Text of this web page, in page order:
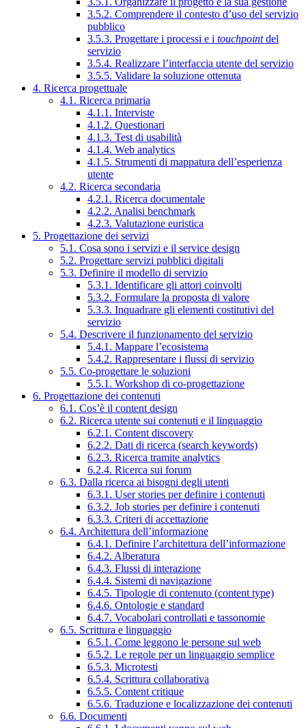
3.5.2. Comprendere il contesto d’uso del servizio
pubblico
3.5.3. Progettare i processi e i touchpointdel
servizio
3.5.4. Realizzare l’interfaccia utente del servizio
3.5.5. Validare la soluzione ottenuta
4. Ricerca progettuale
4.1. Ricerca primaria
4.1.1. Interviste
4.1.2. Questionari
4.1.3. Test di usabilità
4.1.4. Web analytics
4.1.5. Strumenti di mappatura dell’esperienza
utente
4.2. Ricerca secondaria
4.2.1. Ricerca documentale
4.2.2. Analisi benchmark
4.2.3. Valutazione euristica
5. Progettazione dei servizi
5.1. Cosa sono i servizi e il service design
5.2. Progettare servizi pubblici digitali
5.3. Definire il modello di servizio
5.3.1. Identificare gli attori coinvolti
5.3.2. Formulare la proposta di valore
5.3.3. Inquadrare gli elementi costitutivi del
servizio
5.4. Descrivere il funzionamento del servizio
5.4.1. Mappare l’ecosistema
5.4.2. Rappresentare i flussi di servizio
5.5. Co-progettare le soluzioni
5.5.1. Workshop di co-progettazione
6. Progettazione dei contenuti
6.1. Cos’è il content design
6.2. Ricerca utente sui contenuti e il linguaggio
6.2.1. Content discovery
6.2.2. Dati di ricerca (search keywords)
6.2.3. Ricerca tramite analytics
6.2.4. Ricerca sui forum
6.3. Dalla ricerca ai bisogni degli utenti
6.3.1. User stories per definire i contenuti
6.3.2. Job stories per definire i contenuti
6.3.3. Criteri di accettazione
6.4. Architettura dell’informazione
6.4.1. Definire l’architettura dell’informazione
6.4.2. Alberatura
6.4.3. Flussi di interazione
6.4.4. Sistemi di navigazione
6.4.5. Tipologie di contenuto (content type)
6.4.6. Ontologie e standard
6.4.7. Vocabolari controllati e tassonomie
6.5. Scrittura e linguaggio
6.5.1. Come leggono le persone sul web
6.5.2. Le regole per un linguaggio semplice
6.5.3. Microtesti
6.5.4. Scrittura collaborativa
6.5.5. Content critique
6.5.6. Traduzione e localizzazione dei contenuti
6.6. Documenti